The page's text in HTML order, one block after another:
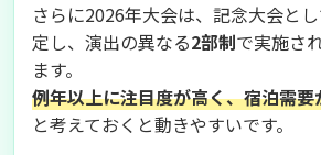
さらに2026年大会は、記念大会と
定し、演出の異なる2部制で実施さ
ます。
例年以上に注目度が高く、宿泊需
と考えておくと動きやすいです。